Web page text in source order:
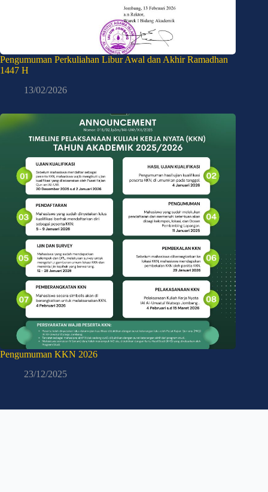
Pengumuman Perkuliahan Libur Awal dan Akhir Ramadhan
1447 H
13/02/2026
Pengumuman KKN 2026
23/12/2025